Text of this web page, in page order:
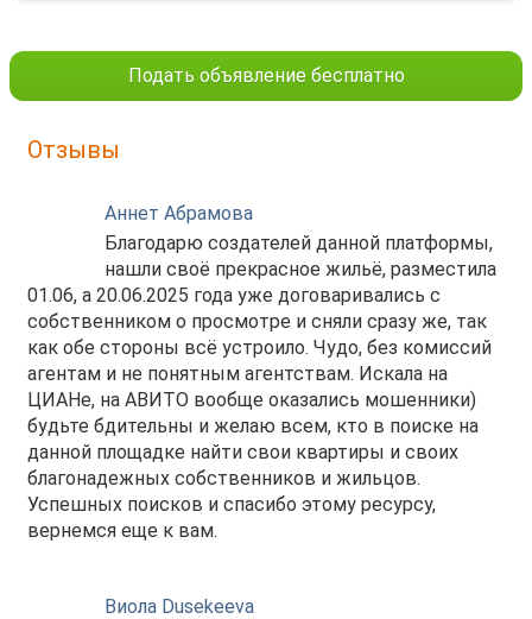
Подать объявление бесплатно
Отзывы
Аннет Абрамова
Благодарю создателей данной платформы,
нашли своё прекрасное жильё, разместила
01.06, а 20.06.2025 года уже договаривались с
собственником о просмотре и сняли сразу же, так
как обе стороны всё устроило. Чудо, без комиссий
агентам и не понятным агентствам. Искала на
ЦИАНе, на АВИТО вообще оказались мошенники)
будьте бдительны и желаю всем, кто в поиске на
данной площадке найти свои квартиры и своих
благонадежных собственников и жильцов.
Успешных поисков и спасибо этому ресурсу,
вернемся еще к вам.
Виола Dusekeeva